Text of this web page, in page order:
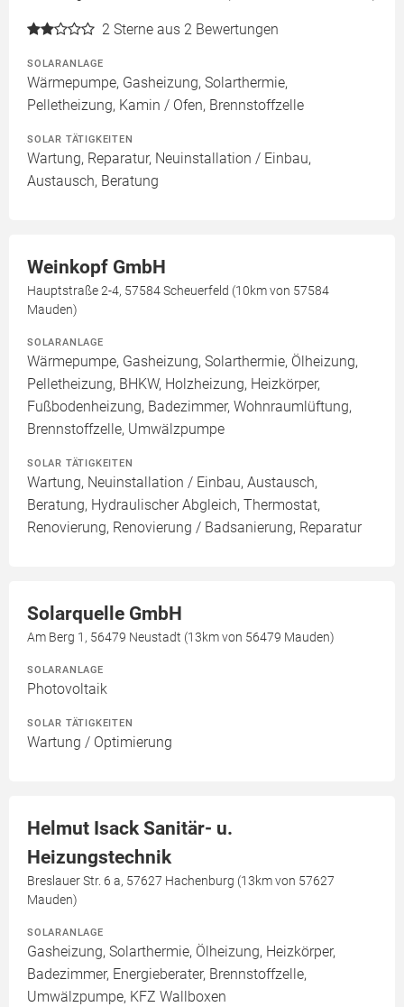
2 Sterne aus 2 Bewertungen
SOLARANLAGE
Wärmepumpe, Gasheizung, Solarthermie,
Pelletheizung, Kamin / Ofen, Brennstoffzelle
SOLAR TÄTIGKEITEN
Wartung, Reparatur, Neuinstallation / Einbau,
Austausch, Beratung
Weinkopf GmbH
Hauptstraße 2-4, 57584 Scheuerfeld (10km von 57584
Mauden)
SOLARANLAGE
Wärmepumpe, Gasheizung, Solarthermie, Ölheizung,
Pelletheizung, BHKW, Holzheizung, Heizkörper,
Fußbodenheizung, Badezimmer, Wohnraumlüftung,
Brennstoffzelle, Umwälzpumpe
SOLAR TÄTIGKEITEN
Wartung, Neuinstallation / Einbau, Austausch,
Beratung, Hydraulischer Abgleich, Thermostat,
Renovierung, Renovierung / Badsanierung, Reparatur
Solarquelle GmbH
Am Berg 1, 56479 Neustadt (13km von 56479 Mauden)
SOLARANLAGE
Photovoltaik
SOLAR TÄTIGKEITEN
Wartung / Optimierung
Helmut Isack Sanitär- u.
Heizungstechnik
Breslauer Str. 6 a, 57627 Hachenburg (13km von 57627
Mauden)
SOLARANLAGE
Gasheizung, Solarthermie, Ölheizung, Heizkörper,
Badezimmer, Energieberater, Brennstoffzelle,
Umwälzpumpe, KFZ Wallboxen